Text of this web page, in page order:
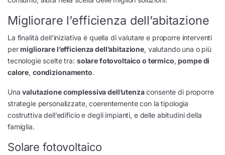
Migliorare l’efficienza dell’abitazione
La finalità dell’iniziativa è quella di valutare e proporre interventi
permigliorare l’efficienza dell’abitazione, valutando una o più
tecnologie scelte tra: solare fotovoltaico o termico,pompe di
calore, condizionamento.
Unavalutazione complessiva dell’utenzaconsente di proporre
strategie personalizzate, coerentemente con la tipologia
costruttiva dell’edificio e degli impianti, e delle abitudini della
famiglia.
Solare fotovoltaico